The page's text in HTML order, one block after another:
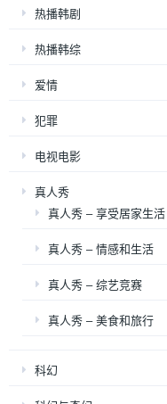
热播韩剧
热播韩综
爱情
犯罪
电视电影
真人秀
真人秀 – 享受居家生活
真人秀 – 情感和生活
真人秀 – 综艺竞赛
真人秀 – 美食和旅行
科幻